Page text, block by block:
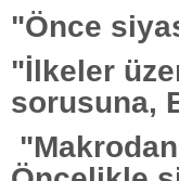
"Önce
"İlkeler
sorusuna,